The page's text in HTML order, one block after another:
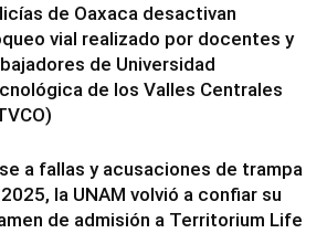
de Oaxaca desactivan
vial realizado por docentes y
de Universidad
de los Valles Centrales
a fallas y acusaciones de trampa
la UNAM volvió a confiar su
de admisión a Territorium Life